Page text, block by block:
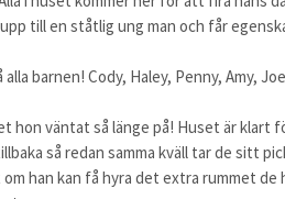
till en ståtlig ung man och får
barnen! Cody, Haley, Penny, Amy,
hon väntat så länge på! Huset är klart
så redan samma kväll tar de sitt
han kan få hyra det extra rummet